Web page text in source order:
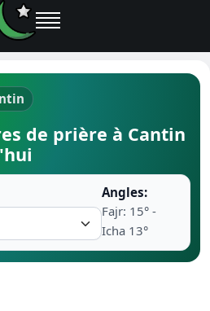
Horaires
Ramadan
de prière à Cantin
Angles:
Fajr: 15° -
Icha 13°